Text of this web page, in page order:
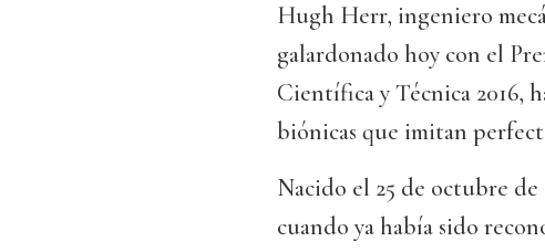
Hugh Herr, ingeniero
galardonado hoy con el
Científica y Técnica 2016,
biónicas que imitan
Nacido el 25 de octubre de
cuando ya había sido